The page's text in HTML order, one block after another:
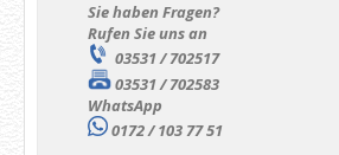
Sie haben Fragen?
Rufen Sie uns an
03531 / 702517
03531 / 702583
WhatsApp
0172 / 103 77 51